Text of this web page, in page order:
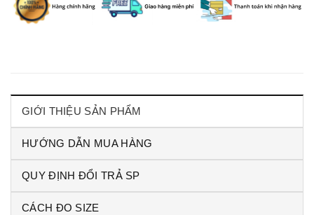
GIỚI THIỆU SẢN PHẨM
HƯỚNG DẪN MUA HÀNG
QUY ĐỊNH ĐỔI TRẢ SP
CÁCH ĐO SIZE